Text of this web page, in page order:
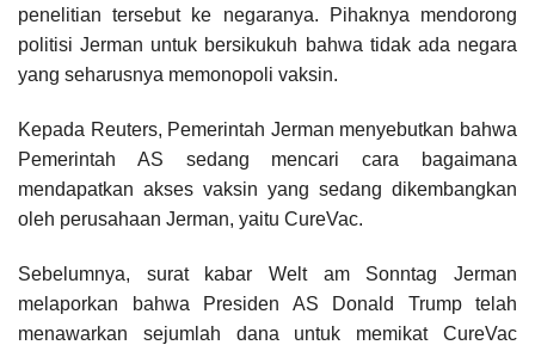
penelitian tersebut ke negaranya. Pihaknya mendorong
politisi Jerman untuk bersikukuh bahwa tidak ada negara
yang seharusnya memonopoli vaksin.
Kepada Reuters, Pemerintah Jerman menyebutkan bahwa
Pemerintah AS sedang mencari cara bagaimana
mendapatkan akses vaksin yang sedang dikembangkan
oleh perusahaan Jerman, yaitu CureVac.
Sebelumnya, surat kabar Welt am Sonntag Jerman
melaporkan bahwa Presiden AS Donald Trump telah
menawarkan sejumlah dana untuk memikat CureVac